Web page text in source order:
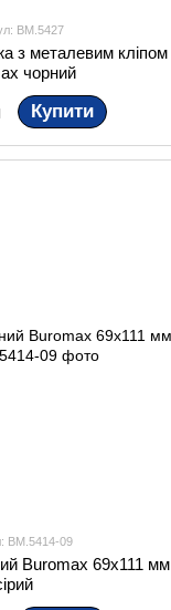
BM.5427
з металевим кліпом
чорний
Купити
BM.5414-09
Buromax 69х111 мм